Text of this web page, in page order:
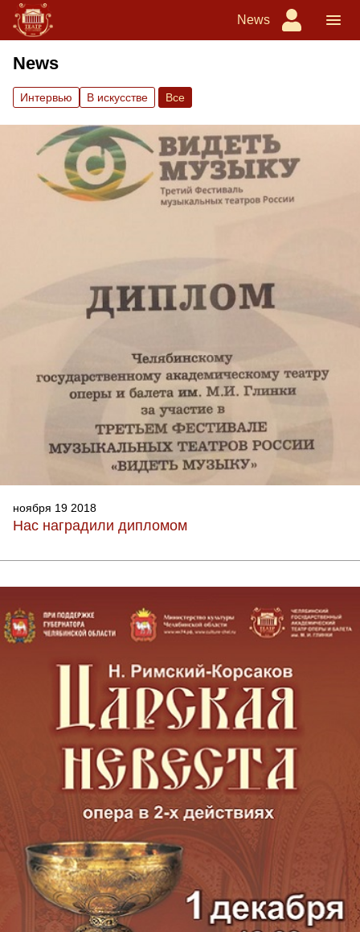
News
News
Интервью В искусстве Вce
ноября 19 2018
Нас наградили дипломом